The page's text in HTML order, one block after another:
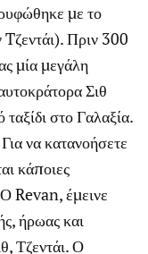
με το
Πριν 300
μία μεγάλη
Σιθ
στο Γαλαξία.
να κατανοήσετε
κάποιες
Revan, έμεινε
ήρωας και
Τζεντάι. Ο